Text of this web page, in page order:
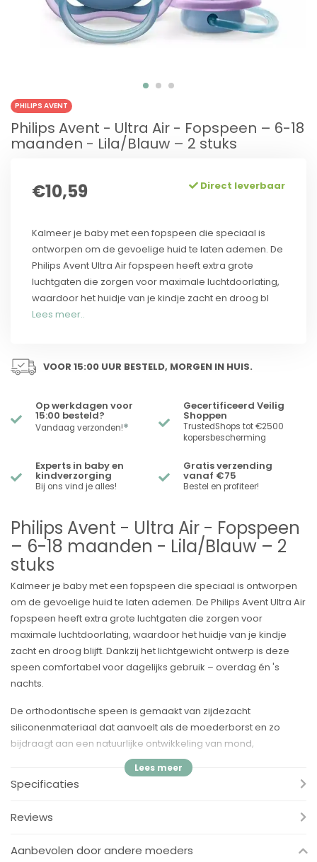
PHILIPS AVENT
Philips Avent - Ultra Air - Fopspeen – 6-18
maanden - Lila/Blauw – 2 stuks
€10,59 Direct leverbaar
Kalmeer je baby met een fopspeen die speciaal is
ontworpen om de gevoelige huid te laten ademen. De
Philips Avent Ultra Air fopspeen heeft extra grote
luchtgaten die zorgen voor maximale luchtdoorlating,
waardoor het huidje van je kindje zacht en droog bl
Lees meer..
VOOR 15:00 UUR BESTELD, MORGEN IN HUIS.
Op werkdagen voor
15:00 besteld?
Vandaag verzonden!*
Gecertificeerd Veilig
Shoppen
TrustedShops tot €2500
kopersbescherming
Experts in baby en
kindverzorging
Bij ons vind je alles!
Gratis verzending
vanaf €75
Bestel en profiteer!
Philips Avent - Ultra Air - Fopspeen
– 6-18 maanden - Lila/Blauw – 2
stuks
Kalmeer je baby met een fopspeen die speciaal is ontworpen
om de gevoelige huid te laten ademen. De Philips Avent Ultra Air
fopspeen heeft extra grote luchtgaten die zorgen voor
maximale luchtdoorlating, waardoor het huidje van je kindje
zacht en droog blijft. Dankzij het lichtgewicht ontwerp is deze
speen comfortabel voor dagelijks gebruik – overdag én 's
nachts.
De orthodontische speen is gemaakt van zijdezacht
siliconenmateriaal dat aanvoelt als de moederborst en zo
bijdraagt aan een natuurlijke ontwikkeling van mond,
gehemelte en tandvlees. De kleurrijke, trendy designs maken
deze fopspenen niet alleen praktisch, maar ook leuk om te zien.
steriliseerdoosje, waarmee je ze eenvoudig in 3 minuten in de
Specificaties
Reviews
Aanbevolen door andere moeders